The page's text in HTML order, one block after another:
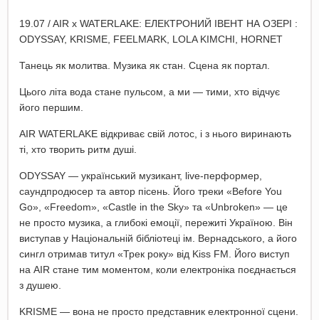
19.07 / AIR x WATERLAKE: ЕЛЕКТРОНИЙ ІВЕНТ НА ОЗЕРІ :
ODYSSAY, KRISME, FEELMARK, LOLA KIMCHI, HORNET
Танець як молитва. Музика як стан. Сцена як портал.
Цього літа вода стане пульсом, а ми — тими, хто відчує
його першим.
AIR WATERLAKE відкриває свій лотос, і з нього виринають
ті, хто творить ритм душі.
ODYSSAY — український музикант, live-перформер,
саундпродюсер та автор пісень. Його треки «Before You
Go», «Freedom», «Castle in the Sky» та «Unbroken» — це
не просто музика, а глибокі емоції, пережиті Україною. Він
виступав у Національній бібліотеці ім. Вернадського, а його
сингл отримав титул «Трек року» від Kiss FM. Його виступ
на AIR стане тим моментом, коли електроніка поєднається
з душею.
KRISME — вона не просто представник електронної сцени.